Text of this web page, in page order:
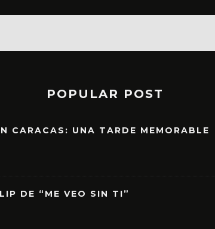
POPULAR POST
CARACAS: UNA TARDE MEMORABLE
DE “ME VEO SIN TI”